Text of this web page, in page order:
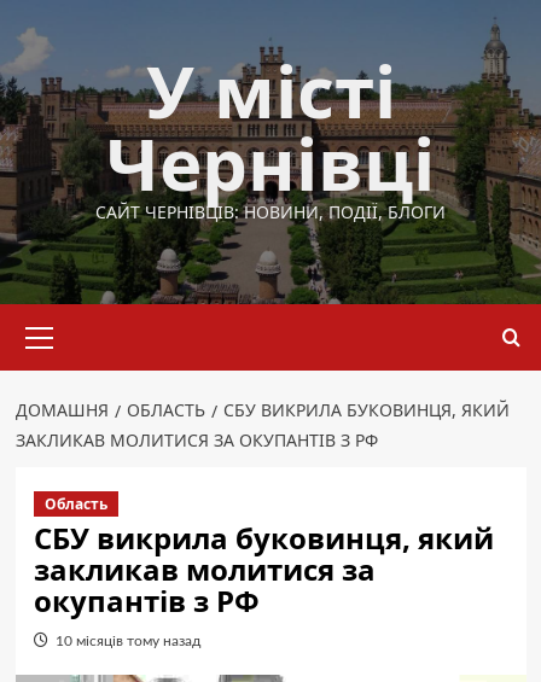
до
вмісту
У місті
Чернівці
САЙТ ЧЕРНІВЦІВ: НОВИНИ, ПОДІЇ, БЛОГИ
меню
ДОМАШНЯ ОБЛАСТЬ
СБУ ВИКРИЛА БУКОВИНЦЯ, ЯКИЙ
ЗАКЛИКАВ МОЛИТИСЯ ЗА ОКУПАНТІВ З РФ
Область
СБУ викрила буковинця, який
закликав молитися за
окупантів з РФ
10 місяців тому назад